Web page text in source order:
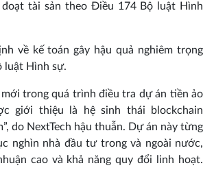
đoạt tài sản theo Điều 174 Bộ luật Hình
về kế toán gây hậu quả nghiêm trọng
luật Hình sự.
trong quá trình điều tra dự án tiền ảo
giới thiệu là hệ sinh thái blockchain
do NextTech hậu thuẫn. Dự án này từng
nghìn nhà đầu tư trong và ngoài nước,
cao và khả năng quy đổi linh hoạt.